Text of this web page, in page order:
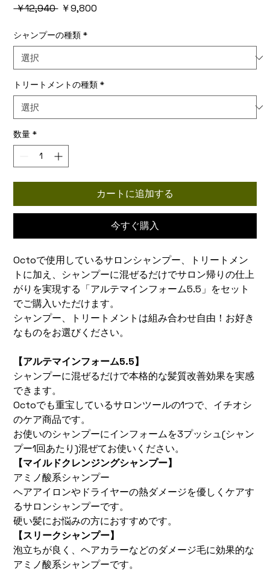
￥12,940 通
価
格
￥9,800
価
シャンプーの種類 *
トリートメントの種類 *
数量 *
カートに追加する
今すぐ購入
Octoで使用しているサロンシャンプー、トリートメン
トに加え、シャンプーに混ぜるだけでサロン帰りの仕上
がりを実現する「アルテマインフォーム5.5」をセット
でご購入いただけます。
シャンプー、トリートメントは組み合わせ自由！お好き
なものをお選びください。
【アルテマインフォーム5.5】
シャンプーに混ぜるだけで本格的な髪質改善効果を実感
できます。
Octoでも重宝しているサロンツールの1つで、イチオシ
のケア商品です。
お使いのシャンプーにインフォームを3プッシュ(シャン
プー1回あたり)混ぜてお使いください。
【マイルドクレンジングシャンプー】
アミノ酸系シャンプー
ヘアアイロンやドライヤーの熱ダメージを優しくケアす
るサロンシャンプーです。
硬い髪にお悩みの方におすすめです。
【スリークシャンプー】
泡立ちが良く、ヘアカラーなどのダメージ毛に効果的な
アミノ酸系シャンプーです。